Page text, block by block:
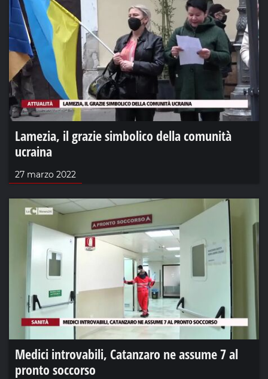
Lamezia, il grazie simbolico della comunità
ucraina
27 marzo 2022
Medici introvabili, Catanzaro ne assume 7 al
pronto soccorso